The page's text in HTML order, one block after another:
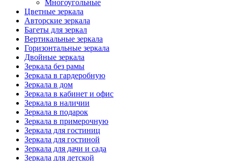
Многоугольные
Цветные зеркала
Авторские зеркала
Багеты для зеркал
Вертикальные зеркала
Горизонтальные зеркала
Двойные зеркала
Зеркала без рамы
Зеркала в гардеробную
Зеркала в дом
Зеркала в кабинет и офис
Зеркала в наличии
Зеркала в подарок
Зеркала в примерочную
Зеркала для гостиниц
Зеркала для гостиной
Зеркала для дачи и сада
Зеркала для детской